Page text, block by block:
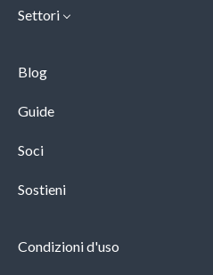
Settori
Blog
Guide
Soci
Sostieni
Condizioni d'uso